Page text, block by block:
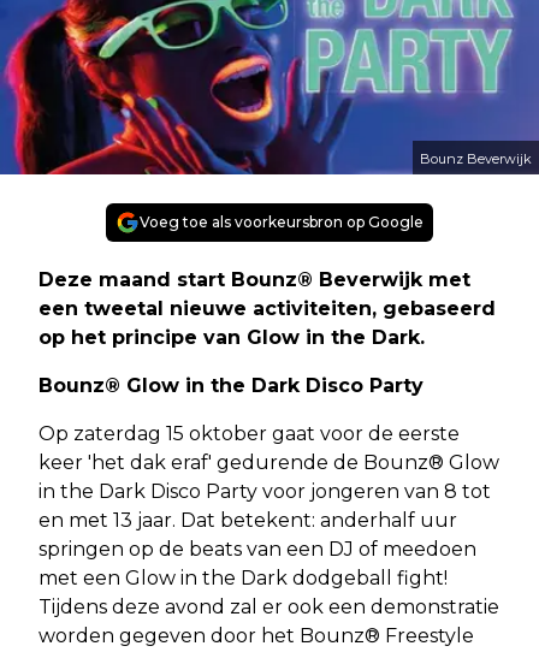
Bounz Beverwijk
Voeg toe als voorkeursbron op Google
Deze maand start Bounz® Beverwijk met
een tweetal nieuwe activiteiten, gebaseerd
op het principe van Glow in the Dark.
Bounz® Glow in the Dark Disco Party
Op zaterdag 15 oktober gaat voor de eerste
keer 'het dak eraf' gedurende de Bounz® Glow
in the Dark Disco Party voor jongeren van 8 tot
en met 13 jaar. Dat betekent: anderhalf uur
springen op de beats van een DJ of meedoen
met een Glow in the Dark dodgeball fight!
Tijdens deze avond zal er ook een demonstratie
worden gegeven door het Bounz® Freestyle